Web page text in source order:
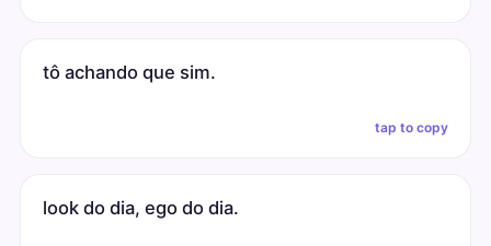
tô achando que sim.
tap to copy
look do dia, ego do dia.